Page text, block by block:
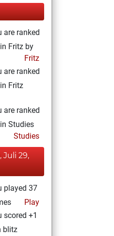
are ranked
Fritz by
Fritz
are ranked
Fritz
are ranked
Studies
Studies
Juli 29,
played 37
Play
scored +1
blitz